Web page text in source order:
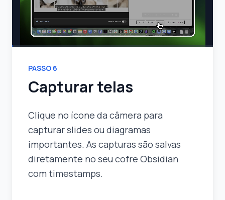
PASSO 6
Capturar telas
Clique no ícone da câmera para
capturar slides ou diagramas
importantes. As capturas são salvas
diretamente no seu cofre Obsidian
com timestamps.